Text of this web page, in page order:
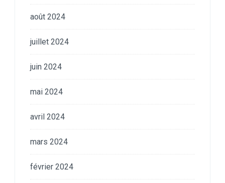
août 2024
juillet 2024
juin 2024
mai 2024
avril 2024
mars 2024
février 2024